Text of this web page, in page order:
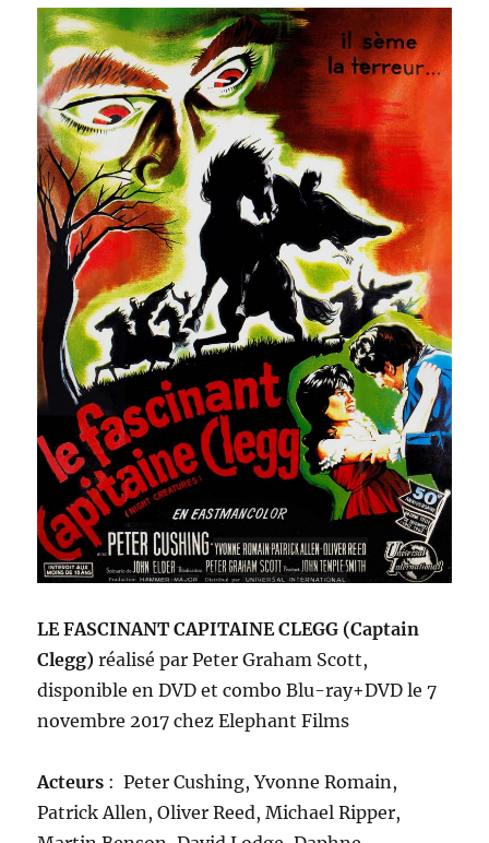
LE FASCINANT CAPITAINE CLEGG (Captain
Clegg)réalisé par Peter Graham Scott,
disponibleen DVD et combo Blu-ray+DVD le 7
novembre 2017 chez Elephant Films
Acteurs : Peter Cushing, Yvonne Romain,
Patrick Allen, Oliver Reed, Michael Ripper,